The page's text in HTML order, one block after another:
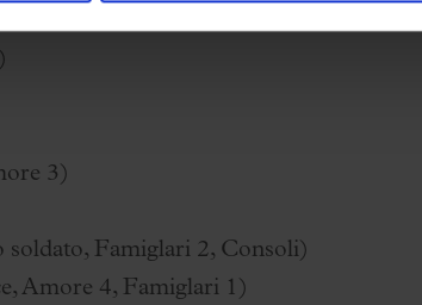
3)
Famiglari 2, Consoli)
Amore 4, Famiglari 1)